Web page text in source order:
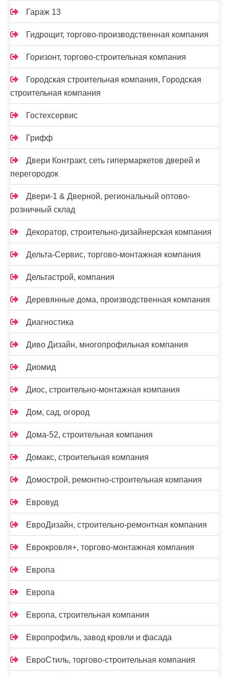
Гараж 13
Гидрощит, торгово-производственная компания
Горизонт, торгово-строительная компания
Городская строительная компания, Городская
строительная компания
Гостехсервис
Грифф
Двери Контракт, сеть гипермаркетов дверей и
перегородок
Двери-1 & Дверной, региональный оптово-
розничный склад
Декоратор, строительно-дизайнерская компания
Дельта-Сервис, торгово-монтажная компания
Дельтастрой, компания
Деревянные дома, производственная компания
Диагностика
Диво Дизайн, многопрофильная компания
Диомид
Диос, строительно-монтажная компания
Дом, сад, огород
Дома-52, строительная компания
Домакс, строительная компания
Домострой, ремонтно-строительная компания
Евровуд
ЕвроДизайн, строительно-ремонтная компания
Еврокровля+, торгово-монтажная компания
Европа
Европа
Европа, строительная компания
Европрофиль, завод кровли и фасада
ЕвроСтиль, торгово-строительная компания